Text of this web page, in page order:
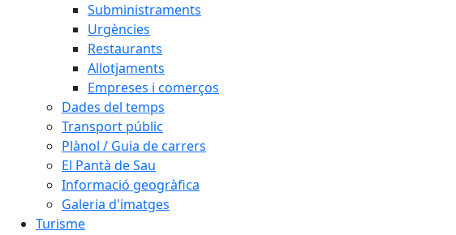
Subministraments
Urgències
Restaurants
Allotjaments
Empreses i comerços
Dades del temps
Transport públic
Plànol / Guia de carrers
El Pantà de Sau
Informació geogràfica
Galeria d'imatges
Turisme